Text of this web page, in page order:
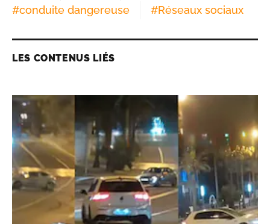
#conduite dangereuse #Réseaux sociaux
LES CONTENUS LIÉS